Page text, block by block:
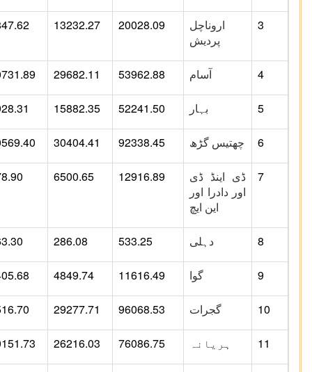
3
اروناچل
پردیش
20028.09
13232.27
4 آسام 53962.88
29682.11
5 بہار 52241.50
15882.35
6 چھتیس گڑھ 92338.45
30404.41
7
ڈی اینڈ ڈی
اور دادرا اور
این ایچ
12916.89
6500.65
8 دہلی 533.25
286.08
9 گوا 11616.49
4849.74
10 گجرات 96068.53
29277.71
11 ہریانہ 76086.75
26216.03